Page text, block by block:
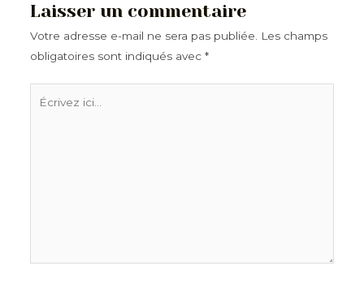
Laisser un commentaire
Votre adresse e-mail ne sera pas publiée.
Les champs
obligatoires sont indiqués avec *